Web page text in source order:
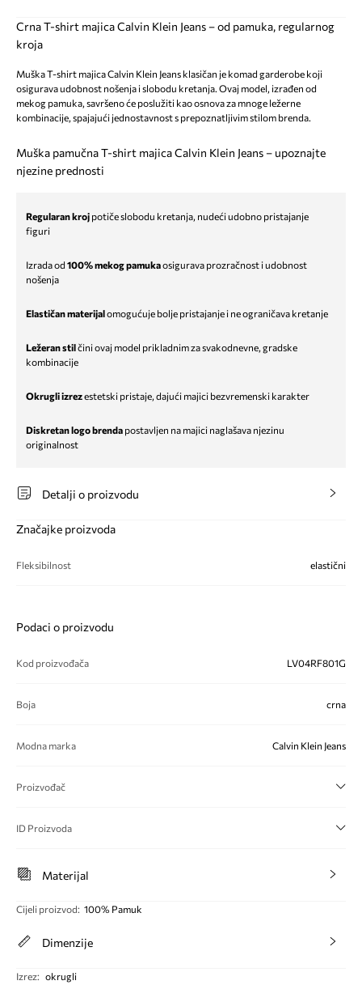
Crna T-shirt majica Calvin Klein Jeans – od pamuka, regularnog
kroja
Muška T-shirt majica Calvin Klein Jeans klasičan je komad garderobe koji
osigurava udobnost nošenja i slobodu kretanja. Ovaj model, izrađen od
mekog pamuka, savršeno će poslužiti kao osnova za mnoge ležerne
kombinacije, spajajući jednostavnost s prepoznatljivim stilom brenda.
Muška pamučna T-shirt majica Calvin Klein Jeans – upoznajte
njezine prednosti
Regularan kroj potiče slobodu kretanja, nudeći udobno pristajanje
figuri
Izrada od 100% mekog pamukaosigurava prozračnost i udobnost
nošenja
Elastičan materijalomogućuje bolje pristajanje i ne ograničava kretanje
Ležeran stilčini ovaj model prikladnim za svakodnevne, gradske
kombinacije
Okrugli izrezestetski pristaje, dajući majici bezvremenski karakter
Diskretan logo brenda postavljen na majici naglašava njezinu
originalnost
Detalji o proizvodu
Značajke proizvoda
Fleksibilnost elastični
Podaci o proizvodu
Kod proizvođača LV04RF801G
Boja crna
Modna marka Calvin Klein Jeans
Proizvođač
ID Proizvoda
Materijal
Cijeli proizvod: 100% Pamuk
Dimenzije
Izrez: okrugli